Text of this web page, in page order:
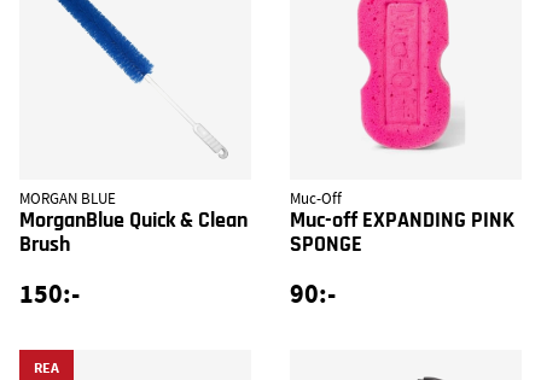
MORGAN BLUE
MorganBlue Quick & Clean
Brush
150:-
Muc-Off
Muc-off EXPANDING PINK
SPONGE
90:-
REA